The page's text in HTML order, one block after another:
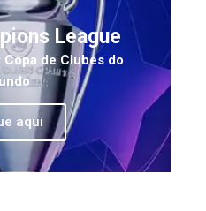
League
de Clubes do
aqui